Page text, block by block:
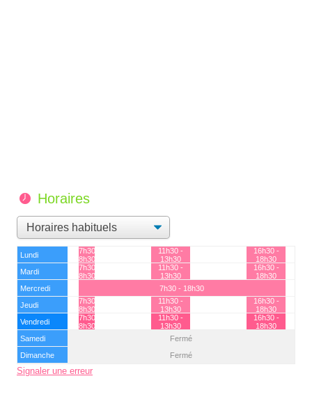
Horaires
Lundi
7h30 -
8h30
11h30 -
13h30
16h30 -
18h30
Mardi
7h30 -
8h30
11h30 -
13h30
16h30 -
18h30
Mercredi
7h30 - 18h30
Jeudi
7h30 -
8h30
11h30 -
13h30
16h30 -
18h30
Vendredi
7h30 -
8h30
11h30 -
13h30
16h30 -
18h30
Samedi
Fermé
Dimanche
Fermé
Signaler une erreur